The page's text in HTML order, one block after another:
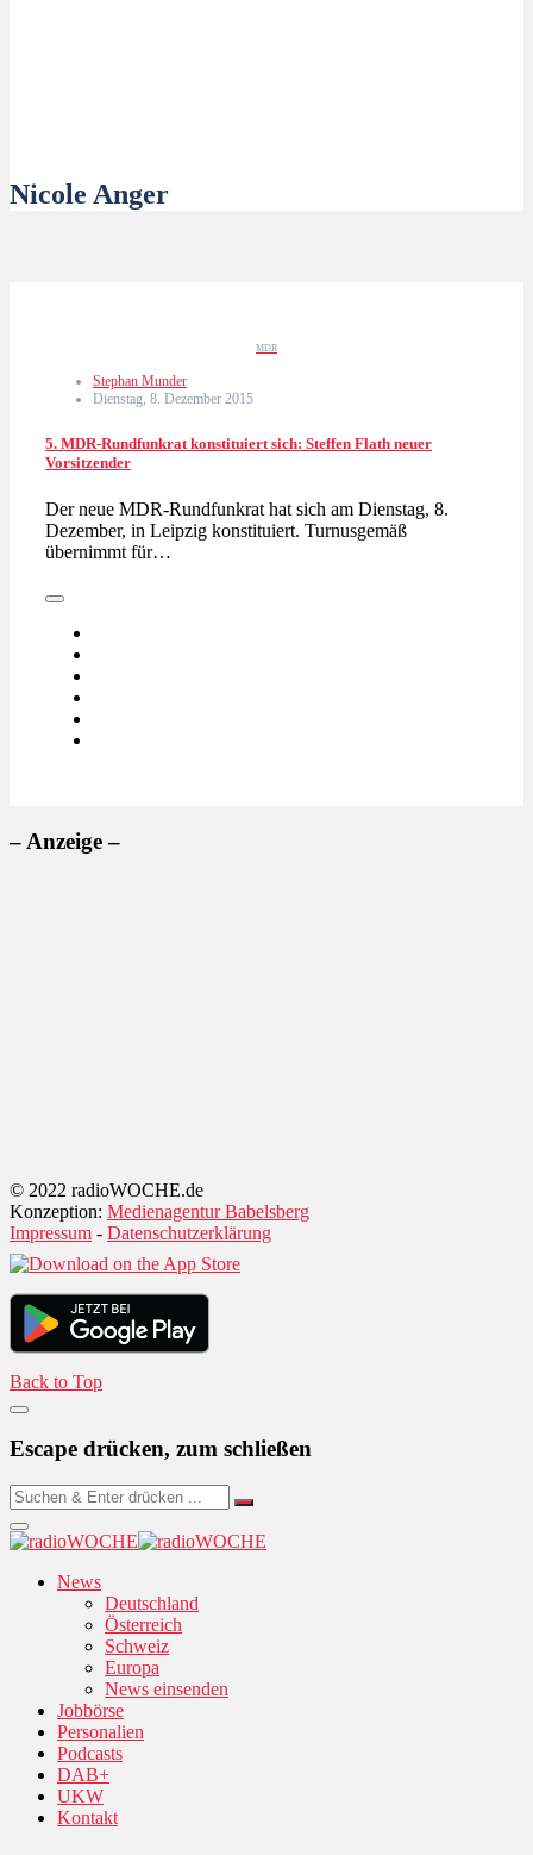
Nicole Anger
MDR
Stephan Munder
Dienstag, 8. Dezember 2015
5. MDR-Rundfunkrat konstituiert sich: Steffen Flath neuer
Vorsitzender
Der neue MDR-Rundfunkrat hat sich am Dienstag, 8.
Dezember, in Leipzig konstituiert. Turnusgemäß
übernimmt für…
– Anzeige –
© 2022 radioWOCHE.de
Konzeption: Medienagentur Babelsberg
Impressum - Datenschutzerklärung
Back to Top
Escape drücken, zum schließen
News
Deutschland
Österreich
Schweiz
Europa
News einsenden
Jobbörse
Personalien
Podcasts
DAB+
UKW
Kontakt